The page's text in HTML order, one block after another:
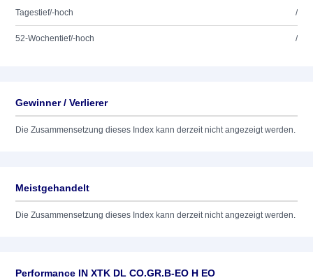
Tagestief/-hoch /
52-Wochentief/-hoch /
Gewinner / Verlierer
Die Zusammensetzung dieses Index kann derzeit nicht angezeigt werden.
Meistgehandelt
Die Zusammensetzung dieses Index kann derzeit nicht angezeigt werden.
Performance IN XTK DL CO.GR.B-EO H EO